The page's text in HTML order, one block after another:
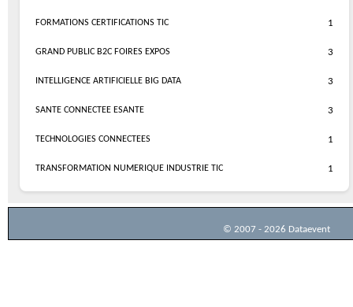
FORMATIONS CERTIFICATIONS TIC 1
GRAND PUBLIC B2C FOIRES EXPOS 3
INTELLIGENCE ARTIFICIELLE BIG DATA 3
SANTE CONNECTEE ESANTE 3
TECHNOLOGIES CONNECTEES 1
TRANSFORMATION NUMERIQUE INDUSTRIE TIC 1
© 2007 - 2026 Dataevent